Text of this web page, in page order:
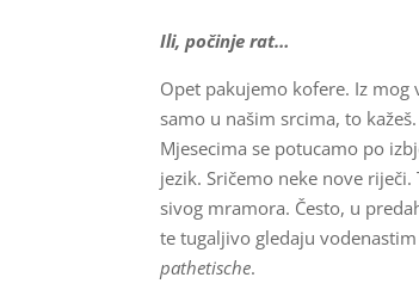
Ili, počinje rat…
Opet pakujemo kofere. Iz mog
samo u našim srcima, to
Mjesecima se potucamo po
jezik. Sričemo neke nove
sivog mramora. Često, u
te tugaljivo gledaju
pathetische.